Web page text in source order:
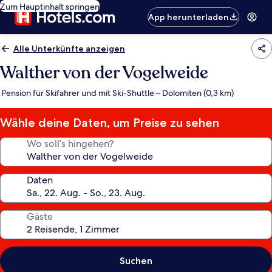
Zum Hauptinhalt springen
App herunterladen
Alle Unterkünfte anzeigen
Walther von der Vogelweide
Pension für Skifahrer und mit Ski-Shuttle – Dolomiten (0,3 km)
Wähle deine Daten, um Preise zu sehen
Wo soll’s hingehen?
Daten
Gäste
Suchen